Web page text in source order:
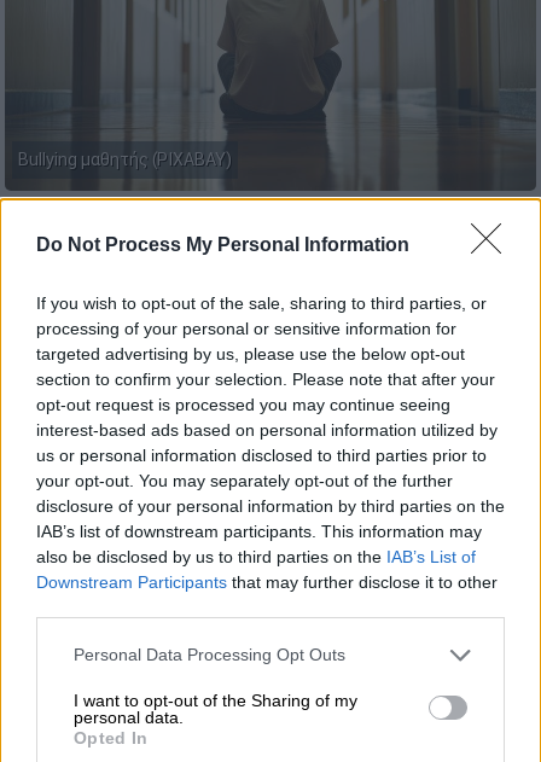
Do Not Process My Personal Information
If you wish to opt-out of the sale, sharing to third parties, or
processing of your personal or sensitive information for
targeted advertising by us, please use the below opt-out
section to confirm your selection. Please note that after your
opt-out request is processed you may continue seeing
interest-based ads based on personal information utilized by
us or personal information disclosed to third parties prior to
your opt-out. You may separately opt-out of the further
disclosure of your personal information by third parties on the
IAB’s list of downstream participants. This information may
also be disclosed by us to third parties on the IAB’s List of
Downstream Participants that may further disclose it to other
Please note that this website/app uses one or more Google
not limited to your visit or usage behaviour. You may click to
grant or deny consent to Google and its third-party tags to
use your data for below specified purposes in below Google
Personal Data Processing Opt Outs
I want to opt-out of the Sharing of my
personal data.
Opted In
Bullying μαθητής (PIXABAY)
Προσθέστε το ΕΘΝΟΣ στη Google
Ένα σοβαρό περιστατικόbullyingκατά
μαθητή της 5ης τάξης του δημοτικού
σχολείου τηςΠάτραςκατήγγειλαν οι γονείς
του10χρονου .
Το συμβάν έγινε πριν από μερικές ημέρες,
κατά τη διάρκειασχολικής εκδρομήςστα
Καλάβρυτα, σύμφωνα με την ΕΡΤ.
ΔΙΑΒΑΣΤΕ ΕΠΙΣΗΣ
Αμαλιάδα: «Η Ειρήνη δεν θα πάει στη
Γερμανία, το είπε γιατί πιέστηκε» - Τι
αποκαλύπτει η δικηγόρος της